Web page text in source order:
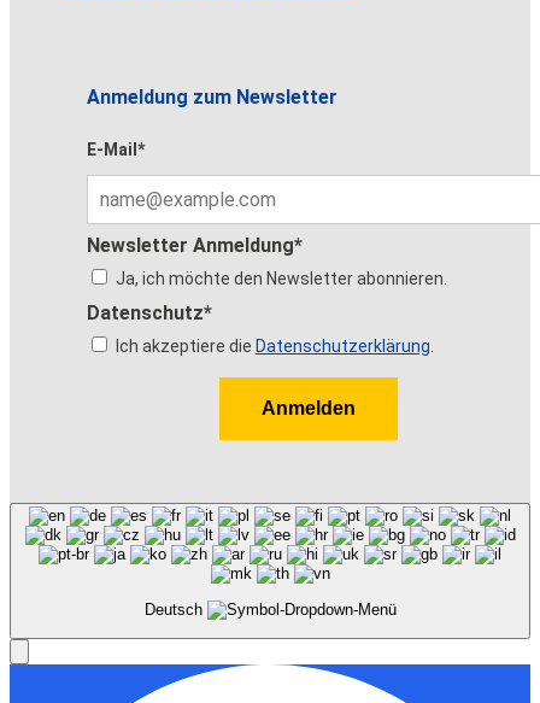
Anmeldung zum Newsletter
E-Mail*
Newsletter Anmeldung*
Ja, ich möchte den Newsletter abonnieren.
Datenschutz*
Ich akzeptiere die Datenschutzerklärung
Anmelden
Deutsch